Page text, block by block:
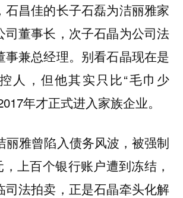
石昌佳的长子石磊为洁丽雅家
司董事长，次子石晶为公司法
事兼总经理。别看石晶现在是
人，但他其实只比“毛巾少
年才正式进入家族企业。
丽雅曾陷入债务风波，被强制
上百个银行账户遭到冻结，
司法拍卖，正是石晶牵头化解